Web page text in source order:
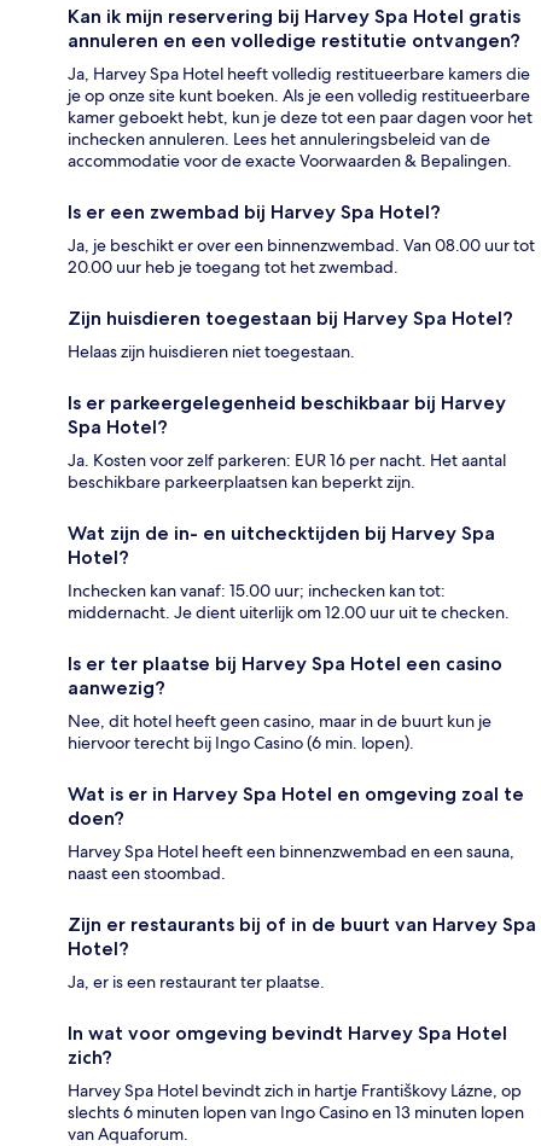
Kan ik mijn reservering bij Harvey Spa Hotel gratis
annuleren en een volledige restitutie ontvangen?
Ja, Harvey Spa Hotel heeft volledig restitueerbare kamers die
je op onze site kunt boeken. Als je een volledig restitueerbare
kamer geboekt hebt, kun je deze tot een paar dagen voor het
inchecken annuleren. Lees het annuleringsbeleid van de
accommodatie voor de exacte Voorwaarden & Bepalingen.
Is er een zwembad bij Harvey Spa Hotel?
Ja, je beschikt er over een binnenzwembad. Van 08.00 uur tot
20.00 uur heb je toegang tot het zwembad.
Zijn huisdieren toegestaan bij Harvey Spa Hotel?
Helaas zijn huisdieren niet toegestaan.
Is er parkeergelegenheid beschikbaar bij Harvey
Spa Hotel?
Ja. Kosten voor zelf parkeren: EUR 16 per nacht. Het aantal
beschikbare parkeerplaatsen kan beperkt zijn.
Wat zijn de in- en uitchecktijden bij Harvey Spa
Hotel?
Inchecken kan vanaf: 15.00 uur; inchecken kan tot:
middernacht. Je dient uiterlijk om 12.00 uur uit te checken.
Is er ter plaatse bij Harvey Spa Hotel een casino
aanwezig?
Nee, dit hotel heeft geen casino, maar in de buurt kun je
hiervoor terecht bij Ingo Casino (6 min. lopen).
Wat is er in Harvey Spa Hotel en omgeving zoal te
doen?
Harvey Spa Hotel heeft een binnenzwembad en een sauna,
naast een stoombad.
Zijn er restaurants bij of in de buurt van Harvey Spa
Hotel?
Ja, er is een restaurant ter plaatse.
In wat voor omgeving bevindt Harvey Spa Hotel
zich?
Harvey Spa Hotel bevindt zich in hartje Františkovy Lázne, op
slechts 6 minuten lopen van Ingo Casino en 13 minuten lopen
van Aquaforum.